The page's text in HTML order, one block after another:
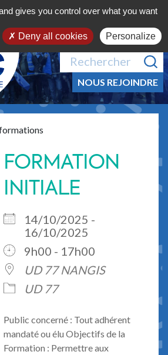
NOUS REJOINDRE
FORMATION
INITIALE
14/10/2025 -
16/10/2025
9h00 - 17h00
UD 77 NANGIS
UD 77
Public concerné : Tout adhérent
mandaté ou élu Objectifs de la
Formation : Permettre aux
gives you control over what you want
Deny all cookies Personalize